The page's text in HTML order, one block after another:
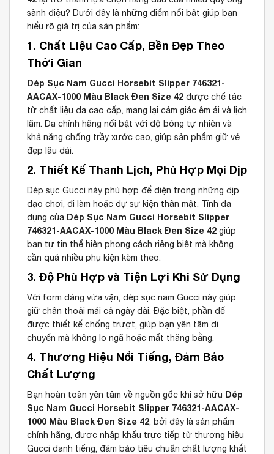
sành điệu? Dưới đây là những điểm nổi bật giúp bạn
hiểu rõ giá trị của sản phẩm:
1. Chất Liệu Cao Cấp, Bền Đẹp Theo
Thời Gian
Dép Sục Nam Gucci Horsebit Slipper 746321-
AACAX-1000 Màu Black Đen Size 42 được chế tác
từ chất liệu da cao cấp, mang lại cảm giác êm ái và lịch
lãm. Da chính hãng nổi bật với độ bóng tự nhiên và
khả năng chống trầy xước cao, giúp sản phẩm giữ vẻ
đẹp lâu dài.
2. Thiết Kế Thanh Lịch, Phù Hợp Mọi Dịp
Dép sục Gucci này phù hợp để diện trong những dịp
dạo chơi, đi làm hoặc dự sự kiện thân mật. Tính đa
dụng của Dép Sục Nam Gucci Horsebit Slipper
746321-AACAX-1000 Màu Black Đen Size 42 giúp
bạn tự tin thể hiện phong cách riêng biệt mà không
cần quá nhiều phụ kiện kèm theo.
3. Độ Phù Hợp và Tiện Lợi Khi Sử Dụng
Với form dáng vừa vặn, dép sục nam Gucci này giúp
giữ chân thoải mái cả ngày dài. Đặc biệt, phần đế
được thiết kế chống trượt, giúp bạn yên tâm di
chuyển mà không lo ngã hoặc mất thăng bằng.
4. Thương Hiệu Nổi Tiếng, Đảm Bảo
Chất Lượng
Bạn hoàn toàn yên tâm về nguồn gốc khi sở hữu Dép
Sục Nam Gucci Horsebit Slipper 746321-AACAX-
1000 Màu Black Đen Size 42, bởi đây là sản phẩm
chính hãng, được nhập khẩu trực tiếp từ thương hiệu
Gucci danh tiếng, đảm bảo tiêu chuẩn chất lượng khắt